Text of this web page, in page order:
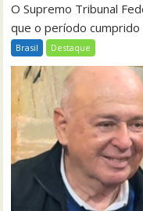
O Supremo Tribunal
que o período cumprido
Brasil Destaque